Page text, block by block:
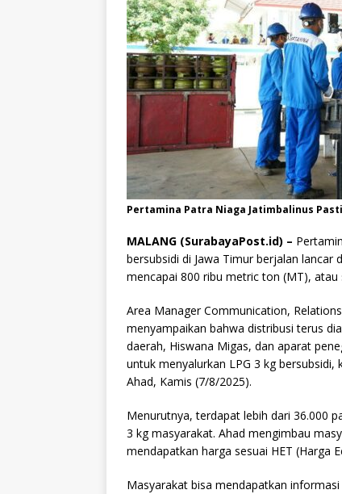
Pertamina Patra Niaga Jatimbalinus
MALANG (SurabayaPost.id) –
bersubsidi di Jawa Timur berjalan lancar
mencapai 800 ribu metric ton (MT),
Area Manager Communication,
menyampaikan bahwa distribusi terus
daerah, Hiswana Migas, dan aparat
untuk menyalurkan LPG 3 kg
Ahad, Kamis (7/8/2025).
Menurutnya, terdapat lebih dari 36.000
3 kg masyarakat. Ahad mengimbau
mendapatkan harga sesuai HET (Harga
Masyarakat bisa mendapatkan